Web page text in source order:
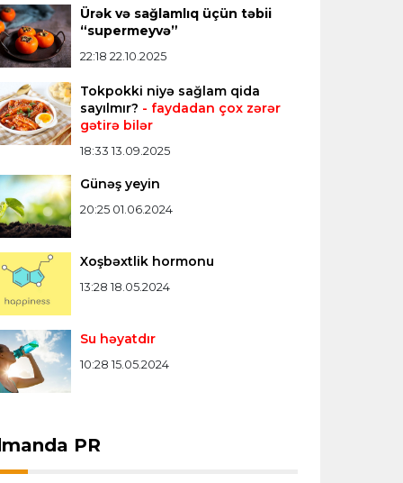
voleybolu üzrə ölkə
finalçılar müəyyənləşdi
liqası 23:03 06.08.2026
"Dinamo"ya minimal
uduzdu
xəbərlər >>>
Ürək və sağlamlıq üçün təbii
“supermeyvə”
22:18 22.10.2025
Tokpokki niyə sağlam qida
sayılmır? - faydadan çox zərər
gətirə bilər
18:33 13.09.2025
Günəş yeyin
20:25 01.06.2024
Xoşbəxtlik hormonu
13:28 18.05.2024
Su həyatdır
10:28 15.05.2024
PR